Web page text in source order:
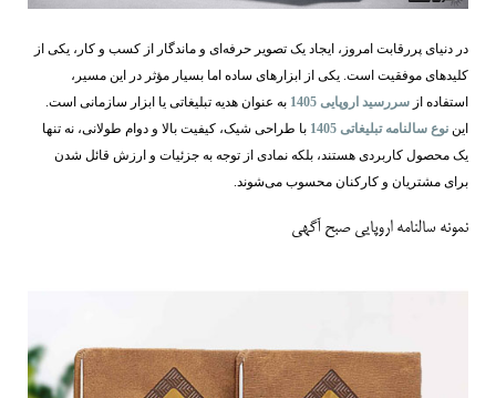
در دنیای پررقابت امروز، ایجاد یک تصویر حرفه‌ای و ماندگار از کسب ‌و کار، یکی از
کلیدهای موفقیت است. یکی از ابزارهای ساده اما بسیار مؤثر در این مسیر،
استفاده از سررسید اروپایی 1405
به عنوان هدیه تبلیغاتی یا ابزار سازمانی است.
این نوع سالنامه تبلیغاتی 1405
با طراحی شیک، کیفیت بالا و دوام طولانی، نه تنها
یک محصول کاربردی هستند، بلکه نمادی از توجه به جزئیات و ارزش قائل شدن
برای مشتریان و کارکنان محسوب می‌شوند.
نمونه سالنامه اروپایی صبح آگهی